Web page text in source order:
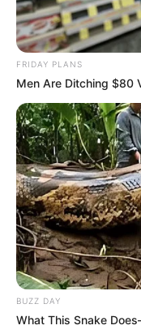
FRIDAY PLANS
Men Are Ditching $80
BUZZ DAY
What This Snake